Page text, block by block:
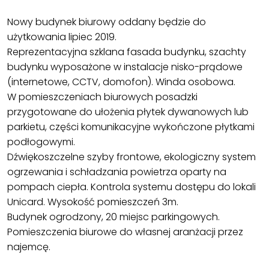
Nowy budynek biurowy oddany będzie do
użytkowania lipiec 2019.
Reprezentacyjna szklana fasada budynku, szachty
budynku wyposażone w instalacje nisko-prądowe
(internetowe, CCTV, domofon). Winda osobowa.
W pomieszczeniach biurowych posadzki
przygotowane do ułożenia płytek dywanowych lub
parkietu, części komunikacyjne wykończone płytkami
podłogowymi.
Dźwiękoszczelne szyby frontowe, ekologiczny system
ogrzewania i schładzania powietrza oparty na
pompach ciepła. Kontrola systemu dostępu do lokali
Unicard. Wysokość pomieszczeń 3m.
Budynek ogrodzony, 20 miejsc parkingowych.
Pomieszczenia biurowe do własnej aranżacji przez
najemcę.